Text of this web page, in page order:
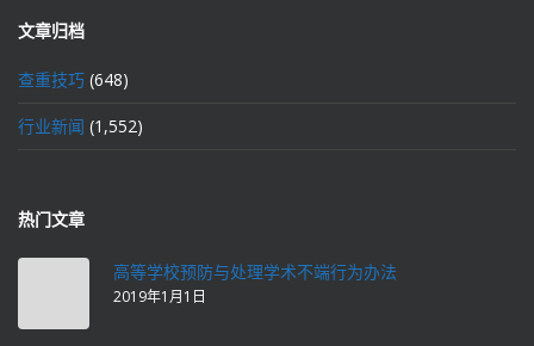
文章归档
查重技巧 (648)
行业新闻 (1,552)
热门文章
高等学校预防与处理学术不端行为办法
2019年1月1日